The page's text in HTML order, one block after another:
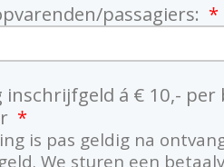
passagiers:
inschrijfgeld á € 10,- per
is pas geldig na
We sturen een